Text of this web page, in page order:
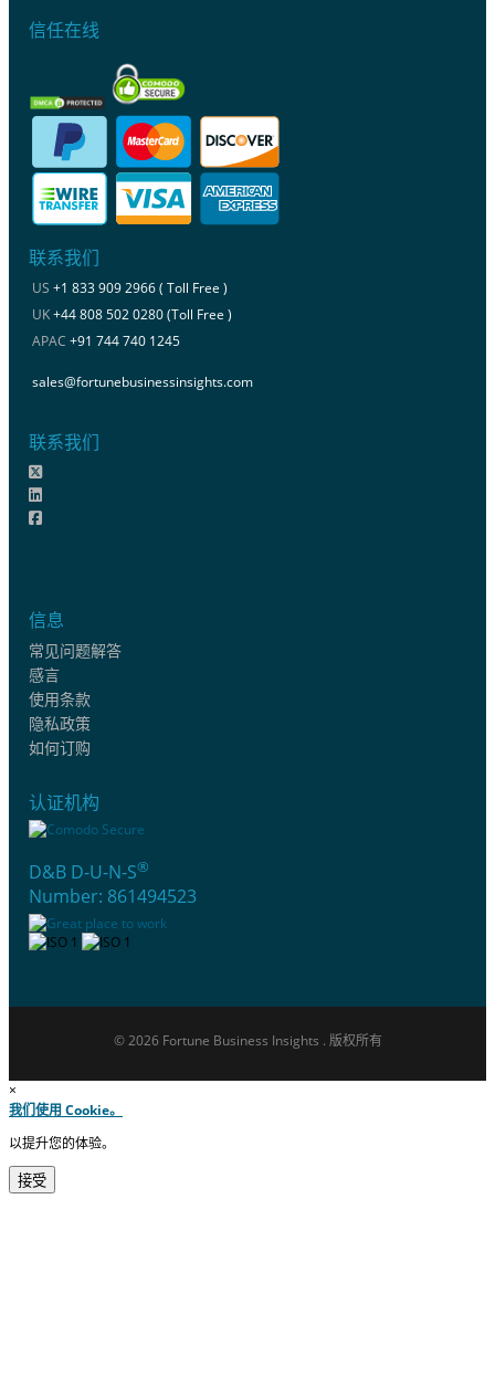
信任在线
联系我们
US +1 833 909 2966 ( Toll Free )
UK+44 808 502 0280 (Toll Free )
APAC +91 744 740 1245
sales@fortunebusinessinsights.com
联系我们
信息
常见问题解答
感言
使用条款
隐私政策
如何订购
认证机构
D&B D-U-N-S®
Number: 861494523
© 2026 Fortune Business Insights . 版权所有
×
我们使用 Cookie。
以提升您的体验。
接受